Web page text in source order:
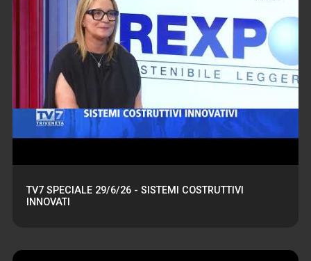
TV7 SPECIALE 29/6/26 - SISTEMI COSTRUTTIVI
INNOVATI